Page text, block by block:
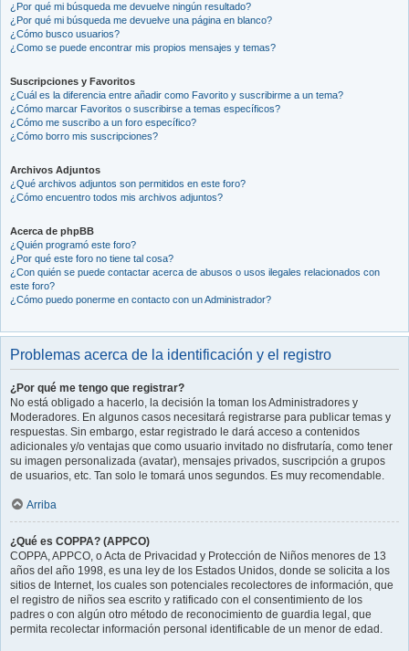
¿Por qué mi búsqueda me devuelve ningún resultado?
¿Por qué mi búsqueda me devuelve una página en blanco?
¿Cómo busco usuarios?
¿Como se puede encontrar mis propios mensajes y temas?
Suscripciones y Favoritos
¿Cuál es la diferencia entre añadir como Favorito y suscribirme a un tema?
¿Cómo marcar Favoritos o suscribirse a temas específicos?
¿Cómo me suscribo a un foro específico?
¿Cómo borro mis suscripciones?
Archivos Adjuntos
¿Qué archivos adjuntos son permitidos en este foro?
¿Cómo encuentro todos mis archivos adjuntos?
Acerca de phpBB
¿Quién programó este foro?
¿Por qué este foro no tiene tal cosa?
¿Con quién se puede contactar acerca de abusos o usos ilegales relacionados con
este foro?
¿Cómo puedo ponerme en contacto con un Administrador?
Problemas acerca de la identificación y el registro
¿Por qué me tengo que registrar?
No está obligado a hacerlo, la decisión la toman los Administradores y
Moderadores. En algunos casos necesitará registrarse para publicar temas y
respuestas. Sin embargo, estar registrado le dará acceso a contenidos
adicionales y/o ventajas que como usuario invitado no disfrutaría, como tener
su imagen personalizada (avatar), mensajes privados, suscripción a grupos
de usuarios, etc. Tan solo le tomará unos segundos. Es muy recomendable.
Arriba
¿Qué es COPPA? (APPCO)
COPPA, APPCO, o Acta de Privacidad y Protección de Niños menores de 13
años del año 1998, es una ley de los Estados Unidos, donde se solicita a los
sitios de Internet, los cuales son potenciales recolectores de información, que
el registro de niños sea escrito y ratificado con el consentimiento de los
padres o con algún otro método de reconocimiento de guardia legal, que
permita recolectar información personal identificable de un menor de edad.